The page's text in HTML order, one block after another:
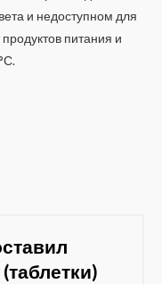
и недоступном для
питания и